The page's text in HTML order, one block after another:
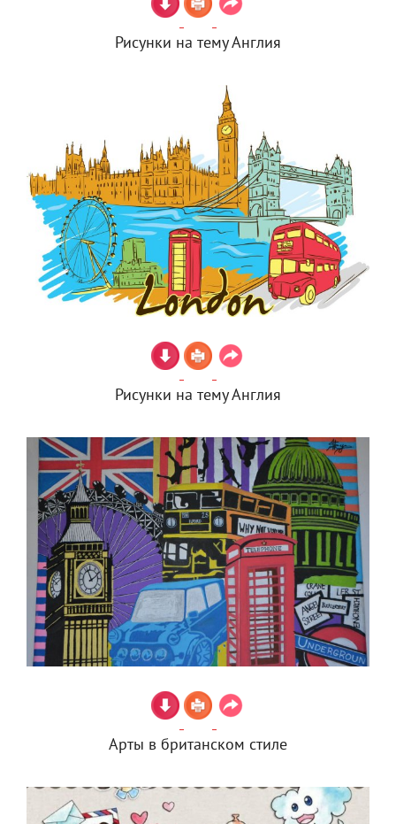
Рисунки на тему Англия
Рисунки на тему Англия
Арты в британском стиле